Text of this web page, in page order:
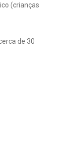
(crianças
de 30